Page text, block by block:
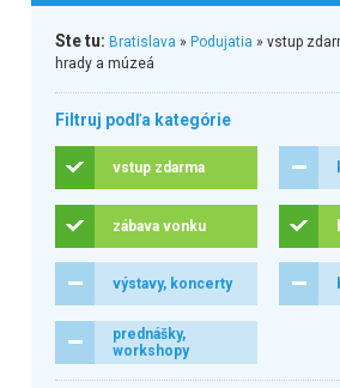
Ste tu: Bratislava » Podujatia » vstup
hrady a múzeá
Filtruj podľa kategórie
vstup zdarma
zábava vonku
výstavy, koncerty
prednášky,
workshopy